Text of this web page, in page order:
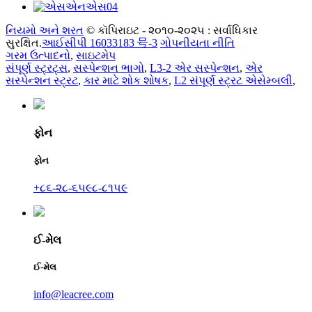
નિયમો અને શરત © કૉપિરાઇટ - ૨૦૧૦-૨૦૨૫ : સર્વાધિકાર
સુરક્ષિત.આઈસીપી 16033183 号-3 ગોપનીયતા નીતિ
ગરમ ઉત્પાદનો, સાઇટમેપ
સંપૂર્ણ સ્ટ્રટ્સ, સસ્પેન્શન ભાગો, L3-2 એર સસ્પેન્શન, એર
સસ્પેન્શન સ્ટ્રટ, કાર માટે શોક શોષક, L2 સંપૂર્ણ સ્ટ્રટ એસેમ્બલી,
ફોન
ફોન
+૮૬-૨૮-૬૫૯૮-૮૧૫૯
ઈ-મેલ
ઈ-મેલ
info@leacree.com